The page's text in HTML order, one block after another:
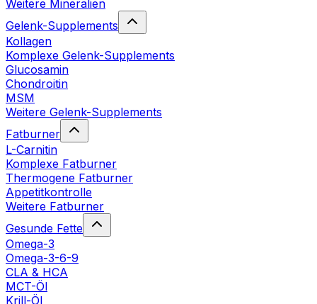
Weitere Mineralien
Gelenk-Supplements
Kollagen
Komplexe Gelenk-Supplements
Glucosamin
Chondroitin
MSM
Weitere Gelenk-Supplements
Fatburner
L-Carnitin
Komplexe Fatburner
Thermogene Fatburner
Appetitkontrolle
Weitere Fatburner
Gesunde Fette
Omega-3
Omega-3-6-9
CLA & HCA
MCT-Öl
Krill-Öl